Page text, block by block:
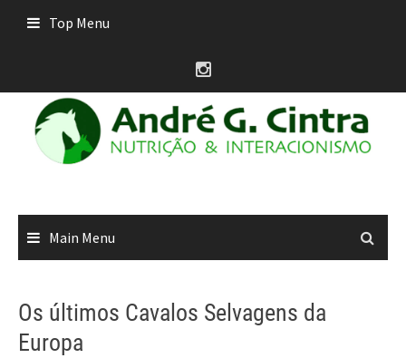
Top Menu
Main Menu
Os últimos Cavalos Selvagens da
Europa